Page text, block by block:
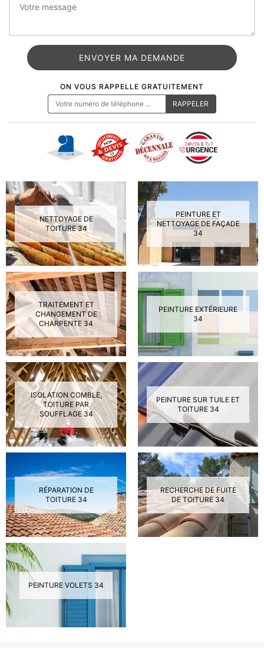
ON VOUS RAPPELLE GRATUITEMENT
NETTOYAGE DE
TOITURE 34
PEINTURE ET
NETTOYAGE DE FAÇADE
34
TRAITEMENT ET
CHANGEMENT DE
CHARPENTE 34
PEINTURE EXTÉRIEURE
34
ISOLATION COMBLE,
TOITURE PAR
SOUFFLAGE 34
PEINTURE SUR TUILE ET
TOITURE 34
RÉPARATION DE
TOITURE 34
RECHERCHE DE FUITE
DE TOITURE 34
PEINTURE VOLETS 34